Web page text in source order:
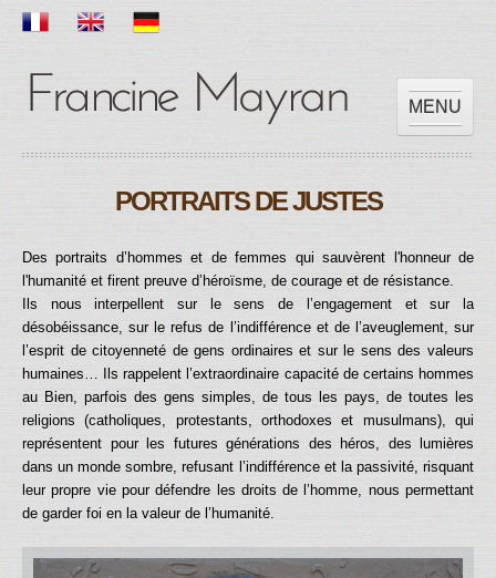
MENU
OEUVRES
SCOLAIRE
PRESSES
VIDEOS
CONTACT
PORTRAITS DE JUSTES
Des portraits d’hommes et de femmes qui sauvèrent l'honneur de
l'humanité et firent preuve d’héroïsme, de courage et de résistance.
Ils nous interpellent sur le sens de l’engagement et sur la
désobéissance, sur le refus de l’indifférence et de l’aveuglement, sur
l’esprit de citoyenneté de gens ordinaires et sur le sens des valeurs
humaines… Ils rappelent l’extraordinaire capacité de certains hommes
au Bien, parfois des gens simples, de tous les pays, de toutes les
religions (catholiques, protestants, orthodoxes et musulmans), qui
représentent pour les futures générations des héros, des lumières
dans un monde sombre, refusant l’indifférence et la passivité, risquant
leur propre vie pour défendre les droits de l’homme, nous permettant
de garder foi en la valeur de l’humanité.